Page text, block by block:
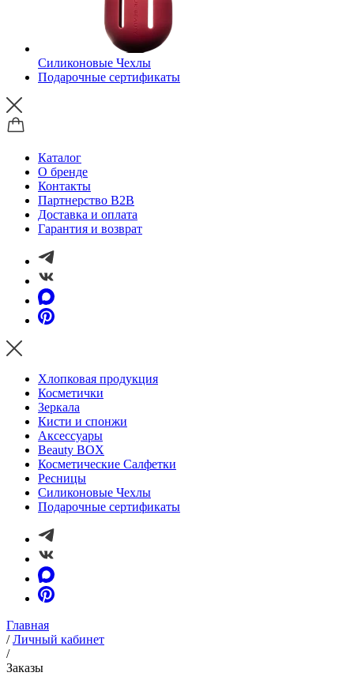
Силиконовые Чехлы
Подарочные сертификаты
Каталог
О бренде
Контакты
Партнерство B2B
Доставка и оплата
Гарантия и возврат
Хлопковая продукция
Косметички
Зеркала
Кисти и спонжи
Аксессуары
Beauty BOX
Косметические Салфетки
Ресницы
Силиконовые Чехлы
Подарочные сертификаты
Главная
/Личный кабинет
/
Заказы